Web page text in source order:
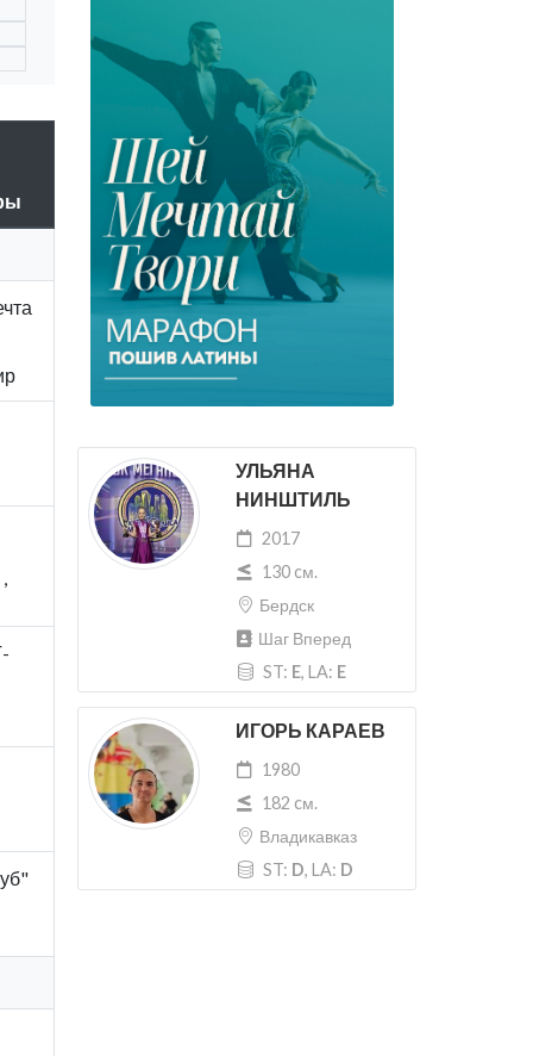
УЛЬЯНА
НИНШТИЛЬ
2017
130 cм.
Бердск
Шаг Вперед
ST: E, LA: E
ИГОРЬ КАРАЕВ
1980
182 cм.
Владикавказ
ST: D, LA: D